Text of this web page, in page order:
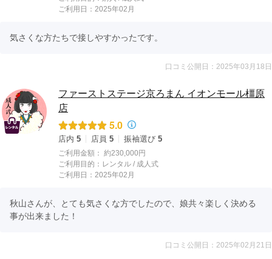
ご利用日：2025年02月
気さくな方たちで接しやすかったです。
口コミ公開日：2025年03月18日
ファーストステージ京ろまん イオンモール橿原
店
5.0
店内 5 店員 5 振袖選び 5
ご利用金額： 約230,000円
ご利用目的： レンタル / 成人式
ご利用日：2025年02月
秋山さんが、とても気さくな方でしたので、娘共々楽しく決める
事が出来ました！
口コミ公開日：2025年02月21日